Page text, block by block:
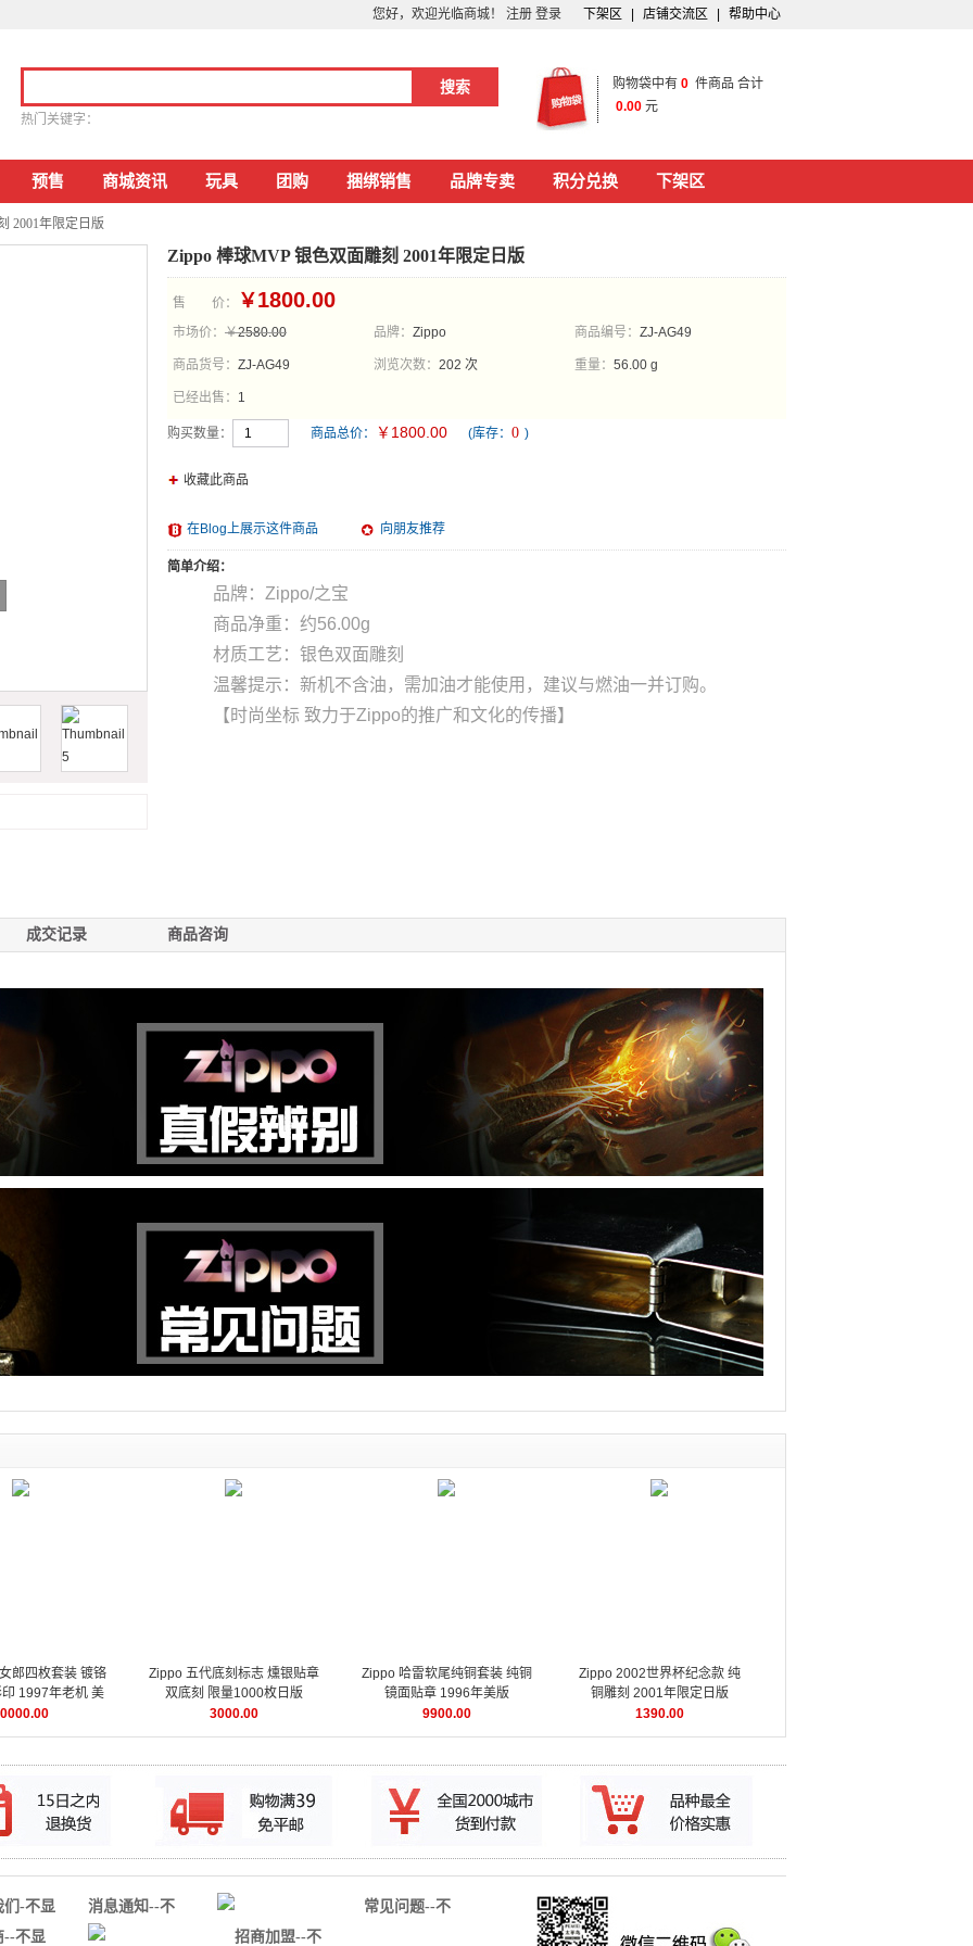
您好，欢迎光临商城！ 注册 登录 下架区 店铺交流区 帮助中心
热门关键字：
购物袋中有 0 件商品 合计
0.00 元
预售 商城资讯 玩具 团购 捆绑销售 品牌专卖 积分兑换 下架区
2001年限定日版
Zippo 棒球MVP 银色双面雕刻 2001年限定日版
售 价： ￥ 1800.00
市场价： ￥2580.00 品牌： Zippo 商品编号： ZJ-AG49
商品货号： ZJ-AG49 浏览次数： 202 次 重量： 56.00 g
已经出售： 1
购买数量： 商品总价： ￥ 1800.00 (库存： 0 )
收藏此商品
在Blog上展示这件商品 向朋友推荐
简单介绍：
品牌：Zippo/之宝
商品净重：约56.00g
材质工艺：银色双面雕刻
温馨提示：新机不含油，需加油才能使用，建议与燃油一并订购。
【时尚坐标 致力于Zippo的推广和文化的传播】
成交记录 商品咨询
郎四枚套装 镀铬
1997年老机 美
女系列
Zippo 五代底刻标志 燻银贴章
双底刻 限量1000枚日版
3000.00
Zippo 哈雷软尾纯铜套装 纯铜
镜面贴章 1996年美版
9900.00
Zippo 2002世界杯纪念款 纯
铜雕刻 2001年限定日版
1390.00
们-不显
消息通知--不
显示没用
常见问题--不
--不显 招商加盟--不